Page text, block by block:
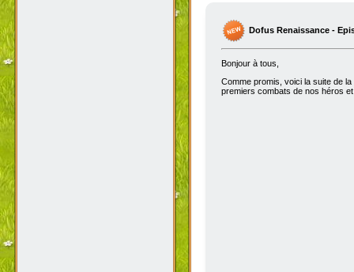
Dofus Renaissance -
Bonjour à tous,
Comme promis, voici la suite de
premiers combats de nos héros